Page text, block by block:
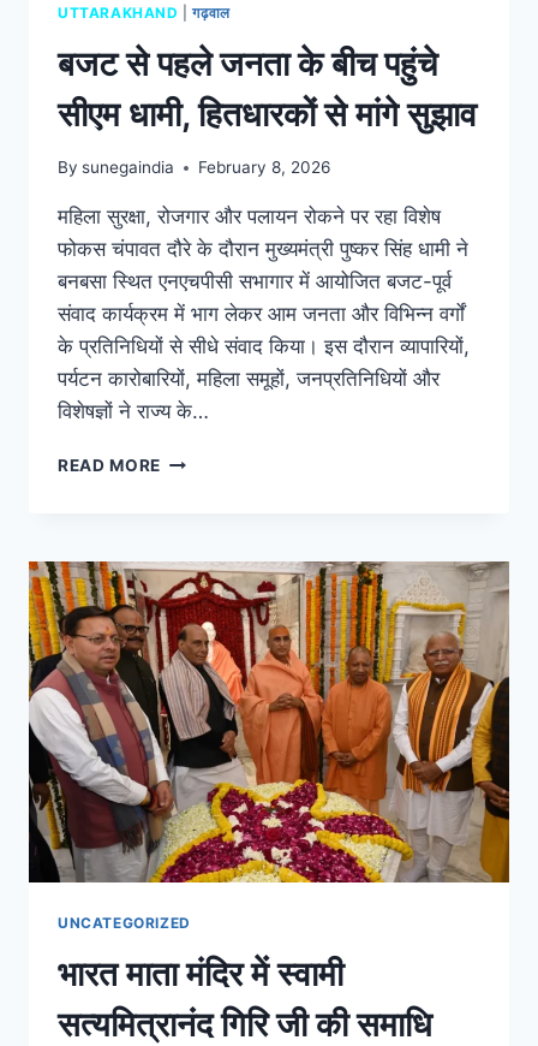
UTTARAKHAND
|गढ़वाल
बजट से पहले जनता के बीच पहुंचे
सीएम धामी, हितधारकों से मांगे सुझाव
By sunegaindia February 8, 2026
महिला सुरक्षा, रोजगार और पलायन रोकने पर रहा विशेष
फोकस चंपावत दौरे के दौरान मुख्यमंत्री पुष्कर सिंह धामी ने
बनबसा स्थित एनएचपीसी सभागार में आयोजित बजट-पूर्व
संवाद कार्यक्रम में भाग लेकर आम जनता और विभिन्न वर्गों
के प्रतिनिधियों से सीधे संवाद किया। इस दौरान व्यापारियों,
पर्यटन कारोबारियों, महिला समूहों, जनप्रतिनिधियों और
विशेषज्ञों ने राज्य के…
READ MORE
UNCATEGORIZED
भारत माता मंदिर में स्वामी
सत्यमित्रानंद गिरि जी की समाधि